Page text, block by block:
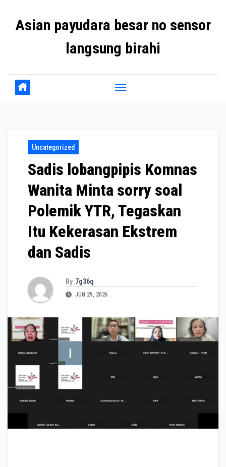
Asian payudara besar no sensor
langsung birahi
Uncategorized
Sadis lobangpipis Komnas
Wanita Minta sorry soal
Polemik YTR, Tegaskan
Itu Kekerasan Ekstrem
dan Sadis
By 7g36q
JUN 29, 2026